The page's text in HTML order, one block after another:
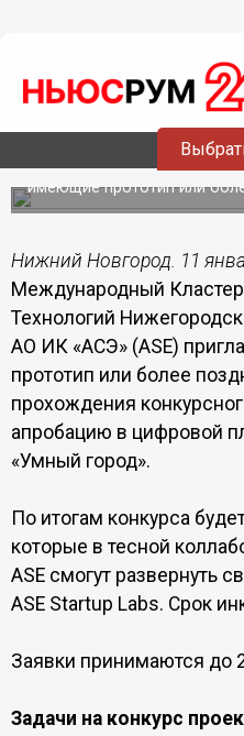
11.01.201813:25
Объявлен прием
проектах «АСЭ»
Для участия в конкурсе
имеющие прототип или
Нижний Новгород. 11
Международный
Технологий
АО ИК «АСЭ» (ASE)
прототип или более
прохождения
апробацию в цифровой
«Умный город».
По итогам конкурса
которые в тесной
ASE смогут развернуть
ASE Startup Labs. Срок
Заявки принимаются до
Задачи на конкурс